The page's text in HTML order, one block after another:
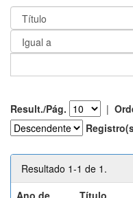
Result./Pág. |
Resultado 1-1 de 1.
Ano de
Título